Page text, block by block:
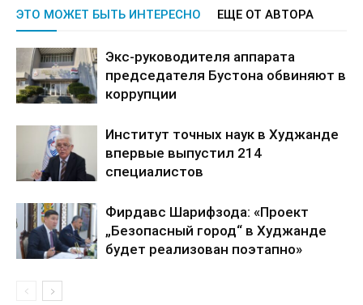
ЭТО МОЖЕТ БЫТЬ ИНТЕРЕСНО ЕЩЕ ОТ АВТОРА
Экс-руководителя аппарата
председателя Бустона обвиняют в
коррупции
Институт точных наук в Худжанде
впервые выпустил 214
специалистов
Фирдавс Шарифзода: «Проект
„Безопасный город“ в Худжанде
будет реализован поэтапно»